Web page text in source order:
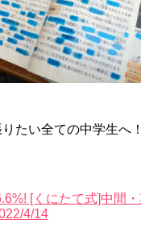
たい全ての中学生へ
[くにたて式]中間
4/14